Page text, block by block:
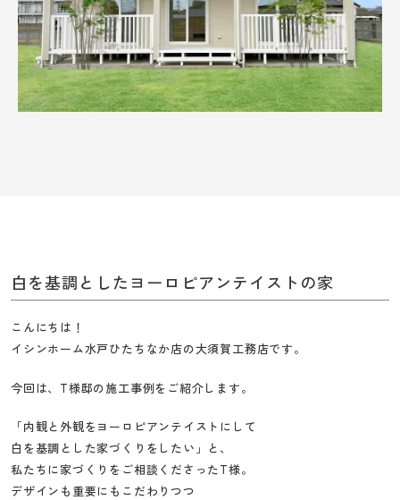
創
業
120
年
の
白を基調としたヨーロピアンテイストの家
こんにちは！
イシンホーム水戸ひたちなか店の大須賀工務店です。
今回は、T様邸の施工事例をご紹介します。
「内観と外観をヨーロピアンテイストにして
白を基調とした家づくりをしたい」と、
私たちに家づくりをご相談くださったT様。
デザインも重要にもこだわりつつ